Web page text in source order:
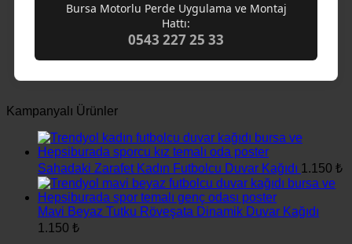
Bursa Motorlu Perde Uygulama ve Montaj
Hattı:
0543 227 25 33
Kampanyalı Ürünler
Sahadaki Zarafet Kadın Futbolcu Duvar Kağıdı 1.150 ₺
Mavi Beyaz Tutku Röveşata Dinamik Duvar Kağıdı
1.150 ₺